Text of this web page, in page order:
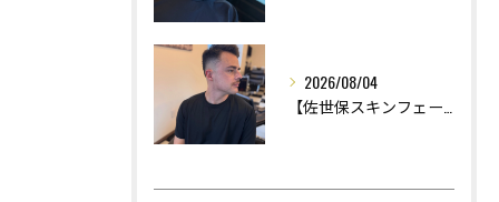
2026/08/04